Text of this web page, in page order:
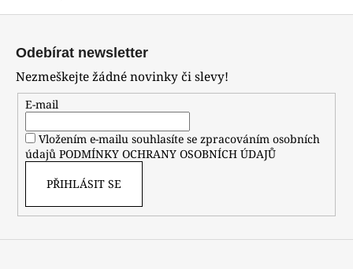
Odebírat newsletter
Nezmeškejte žádné novinky či slevy!
E-mail
Vložením e-mailu souhlasíte se zpracováním osobních
údajů PODMÍNKY OCHRANY OSOBNÍCH ÚDAJŮ
PŘIHLÁSIT SE